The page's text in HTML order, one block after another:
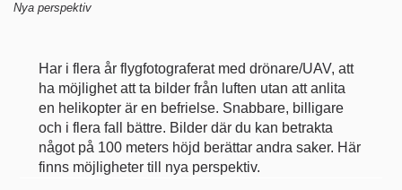
Nya perspektiv
Har i flera år flygfotograferat med drönare/UAV, att
ha möjlighet att ta bilder från luften utan att anlita
en helikopter är en befrielse. Snabbare, billigare
och i flera fall bättre. Bilder där du kan betrakta
något på 100 meters höjd berättar andra saker. Här
finns möjligheter till nya perspektiv.